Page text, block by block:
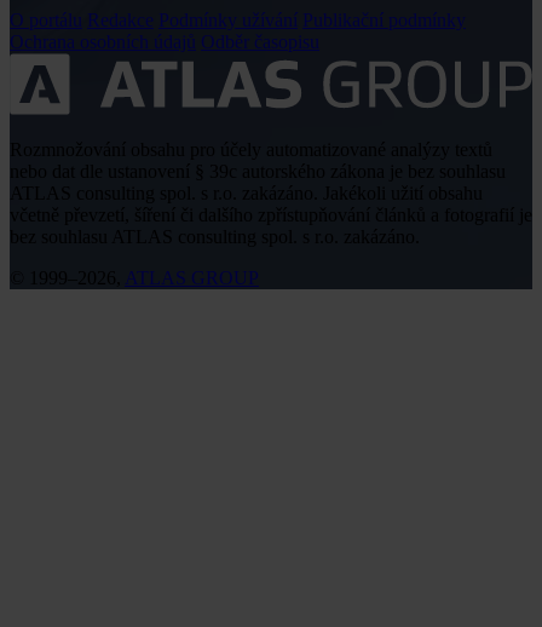
O portálu Redakce Podmínky užívání Publikační podmínky
Ochrana osobních údajů Odběr časopisu
včetně převzetí, šíření či dalšího zpřístupňování článků a fotografií je
ATLAS GROUP